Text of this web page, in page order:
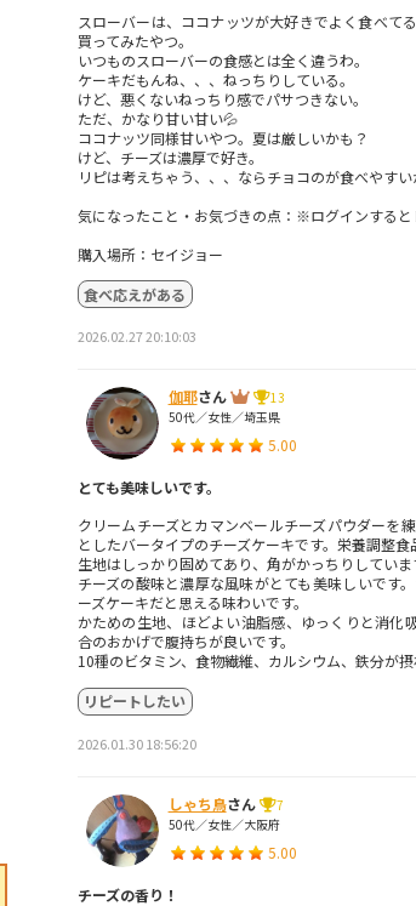
スローバーは、ココナッツが大好きでよく食べて
買ってみたやつ。
いつものスローバーの食感とは全く違うわ。
ケーキだもんね、、、ねっちりしている。
けど、悪くないねっちり感でパサつきない。
ただ、かなり甘い甘い💦
ココナッツ同様甘いやつ。夏は厳しいかも？
けど、チーズは濃厚で好き。
リピは考えちゃう、、、ならチョコのが食べやすい
気になったこと・お気づきの点：※ログインする
購入場所：セイジョー
食べ応えがある
2026.02.27 20:10:03
伽耶さん
13
50代／女性／埼玉県
5.00
とても美味しいです。
クリームチーズとカマンベールチーズパウダーを
としたバータイプのチーズケーキです。栄養調整食
生地はしっかり固めてあり、角がかっちりしてい
チーズの酸味と濃厚な風味がとても美味しいです
ーズケーキだと思える味わいです。
かための生地、ほどよい油脂感、ゆっくりと消化
合のおかげで腹持ちが良いです。
10種のビタミン、食物繊維、カルシウム、鉄分が摂
リピートしたい
2026.01.30 18:56:20
しゃち鳥さん
7
50代／女性／大阪府
5.00
チーズの香り！